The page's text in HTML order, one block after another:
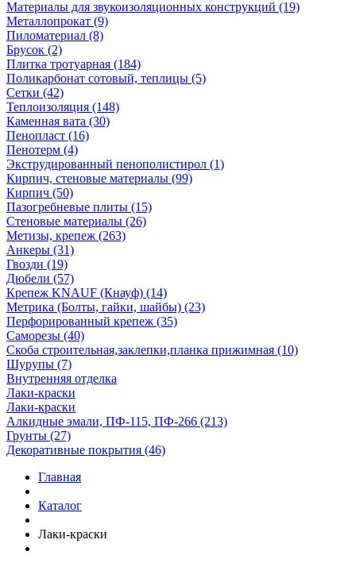
Материалы для звукоизоляционных конструкций (19)
Металлопрокат (9)
Пиломатериал (8)
Брусок (2)
Плитка тротуарная (184)
Поликарбонат сотовый, теплицы (5)
Сетки (42)
Теплоизоляция (148)
Каменная вата (30)
Пенопласт (16)
Пенотерм (4)
Экструдированный пенополистирол (1)
Кирпич, стеновые материалы (99)
Кирпич (50)
Пазогребневые плиты (15)
Стеновые материалы (26)
Метизы, крепеж (263)
Анкеры (31)
Гвозди (19)
Дюбели (57)
Крепеж KNAUF (Кнауф) (14)
Метрика (Болты, гайки, шайбы) (23)
Перфорированный крепеж (35)
Саморезы (40)
Скоба строительная,заклепки,планка прижимная (10)
Шурупы (7)
Внутренняя отделка
Лаки-краски
Лаки-краски
Алкидные эмали, ПФ-115, ПФ-266 (213)
Грунты (27)
Декоративные покрытия (46)
Главная
Каталог
Лаки-краски